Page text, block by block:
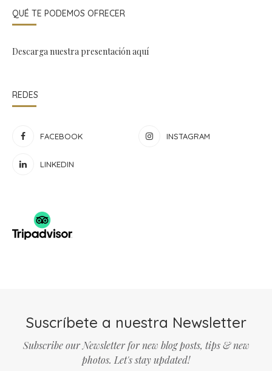
QUÉ TE PODEMOS OFRECER
Descarga nuestra presentaciónaquí
REDES
FACEBOOK INSTAGRAM
LINKEDIN
Suscríbete a nuestra Newsletter
Subscribe our Newsletter for new blog posts, tips & new
photos. Let's stay updated!